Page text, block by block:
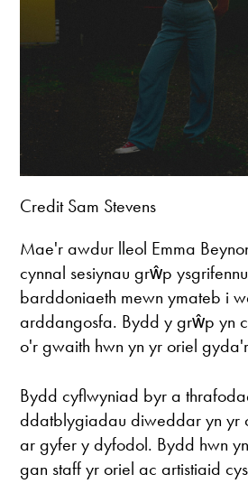
Credit Sam Stevens
Mae'r awdur lleol Emma
cynnal sesiynau grŵp
barddoniaeth mewn ymateb i
arddangosfa. Bydd y grŵp yn
o'r gwaith hwn yn yr oriel
Bydd cyflwyniad byr a
ddatblygiadau diweddar yn yr
ar gyfer y dyfodol. Bydd hwn
gan staff yr oriel ac artistiaid